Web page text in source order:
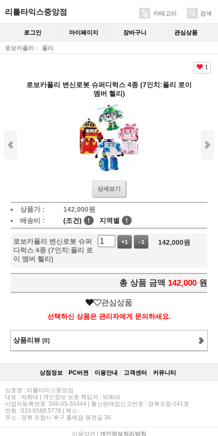
리틀타익스중앙점 카테고리 검색
로그인 마이페이지 장바구니 관심상품
로보카폴리 폴리
1
로보카폴리 변신로봇 슈퍼디럭스 4종 (7인치:폴리 로이
엠버 헬리)
상세보기
상품가 : 142,000원
배송비 :
(조건) ! 지역별 !
로보카폴리 변신로봇 슈퍼
디럭스 4종 (7인치:폴리 로
이 엠버 헬리)
+1 -1 142,000원
총 상품 금액 142,000 원
관심상품
선택하신 상품은 관리자에게 문의하세요.
상품리뷰 [0]
상점정보 PC버젼 이용안내 고객센터 커뮤니티
상호명 : 리틀타익스중앙점
대표 : 박희태 | 개인정보 보호 책임자 : 박희태
사업자등록번호 :506-05-55444 | 통신판매업신고번호 : 경북포항-141호
전화 : 010.6588.5778 | 팩스 :
주소 : 경북 포항시 북구 흥해읍 용전길 36
이용약관| 개인정보처리방침